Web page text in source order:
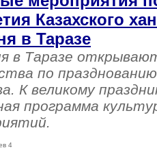
Казахского
в Таразе
в Таразе
по
К великому
программа
4